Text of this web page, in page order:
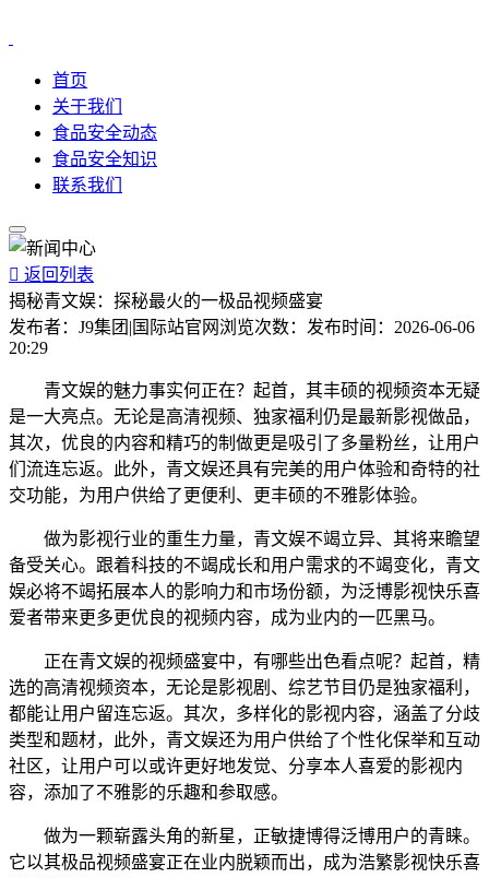
首页
关于我们
食品安全动态
食品安全知识
联系我们
 返回列表
揭秘青文娱：探秘最火的一极品视频盛宴
发布者： J9集团|国际站官网 浏览次数： 发布时间： 2026-06-06
20:29
青文娱的魅力事实何正在？起首，其丰硕的视频资本无疑
是一大亮点。无论是高清视频、独家福利仍是最新影视做品，
其次，优良的内容和精巧的制做更是吸引了多量粉丝，让用户
们流连忘返。此外，青文娱还具有完美的用户体验和奇特的社
交功能，为用户供给了更便利、更丰硕的不雅影体验。
做为影视行业的重生力量，青文娱不竭立异、其将来瞻望
备受关心。跟着科技的不竭成长和用户需求的不竭变化，青文
娱必将不竭拓展本人的影响力和市场份额，为泛博影视快乐喜
爱者带来更多更优良的视频内容，成为业内的一匹黑马。
正在青文娱的视频盛宴中，有哪些出色看点呢？起首，精
选的高清视频资本，无论是影视剧、综艺节目仍是独家福利，
都能让用户留连忘返。其次，多样化的影视内容，涵盖了分歧
类型和题材，此外，青文娱还为用户供给了个性化保举和互动
社区，让用户可以或许更好地发觉、分享本人喜爱的影视内
容，添加了不雅影的乐趣和参取感。
做为一颗崭露头角的新星，正敏捷博得泛博用户的青睐。
它以其极品视频盛宴正在业内脱颖而出，成为浩繁影视快乐喜